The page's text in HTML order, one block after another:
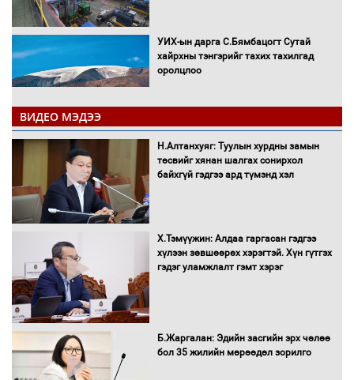
УИХ-ын дарга С.Бямбацогт Сутай
хайрхны тэнгэрийг тахих тахилгад
оролцлоо
С.Амарсайхан: Иргэдийг хохироосон
ААН-ийн нуугтмал хөрөнгийг
битүүмжлэнэ
Н.Номтойбаяр: Аймгуудад тулгамдаж
буй асуудлуудыг Засгийн газрын
хуралдаанд танилцуулж,
эрэгтэйчүүдийн волейболын тэмцээнд
оролцож байгаа баг тамирчдад
ВИДЕО МЭДЭЭ
Н.Алтанхуяг: Туулын хурдны замын
төсвийг хянан шалгах сонирхол
байхгүй гэдгээ ард түмэнд хэл
Х.Тэмүүжин: Алдаа гаргасан гэдгээ
хүлээн зөвшөөрөх хэрэгтэй. Хүн гүтгэх
гэдэг уламжлалт гэмт хэрэг
Б.Жаргалан: Эдийн засгийн эрх чөлөө
бол 35 жилийн мөрөөдөл зорилго